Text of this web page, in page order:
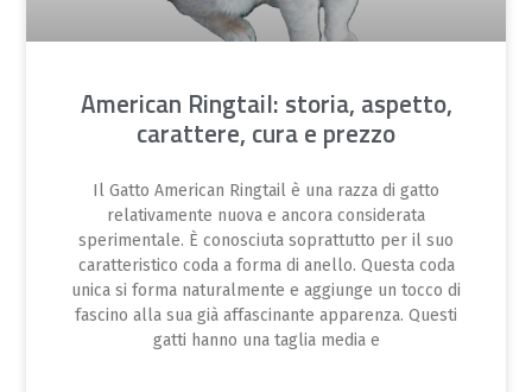
American Ringtail: storia, aspetto,
carattere, cura e prezzo
Il Gatto American Ringtail è una razza di gatto
relativamente nuova e ancora considerata
sperimentale. È conosciuta soprattutto per il suo
caratteristico coda a forma di anello. Questa coda
unica si forma naturalmente e aggiunge un tocco di
fascino alla sua già affascinante apparenza. Questi
gatti hanno una taglia media e